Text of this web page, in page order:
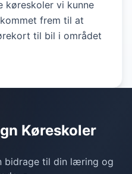
køreskoler vi kunne
frem til at
til bil i området
Køreskoler
bidrage til din læring og